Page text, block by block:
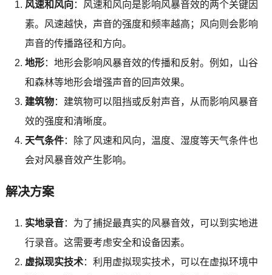
风速和风向 ：风速和风向是影响风暴音效的两个关键因
素。风速越快，声音的强度和频率越高；风向则会影响
声音的传播路径和方向。
地形：地形会影响风暴音效的传播和反射。例如，山谷
和森林等地形会增强声音的回声效果。
建筑物：建筑物可以阻挡或反射声音，从而影响风暴音
效的强度和清晰度。
天气条件：除了风速和风向，温度、湿度等天气条件也
会对风暴音效产生影响。
解决方案
实地录音：为了捕捉最真实的风暴音效，可以到实地进
行录音。这需要考虑安全和设备因素。
虚拟现实技术：利用虚拟现实技术，可以在虚拟环境中